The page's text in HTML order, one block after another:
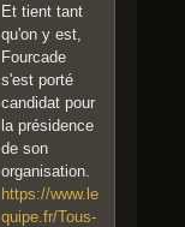
Et tient tant
qu'on y est,
Fourcade
s'est porté
candidat pour
la présidence
de son
organisation.
https://www.le
quipe.fr/Tous-